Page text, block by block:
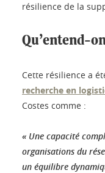
résilience de la
Qu’entend-
Cette résilience a
recherche en
Costes comme :
« Une capacité
organisations du
un équilibre